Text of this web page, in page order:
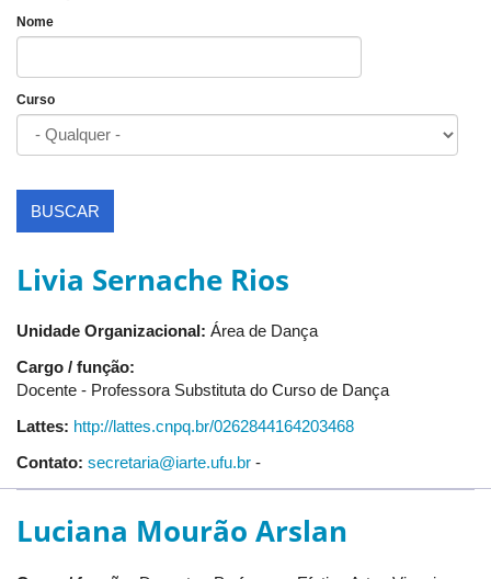
Nome
Curso
BUSCAR
Livia Sernache Rios
Unidade Organizacional: Área de Dança
Cargo / função:
Docente - Professora Substituta do Curso de Dança
Lattes: http://lattes.cnpq.br/0262844164203468
Contato: secretaria@iarte.ufu.br -
Luciana Mourão Arslan